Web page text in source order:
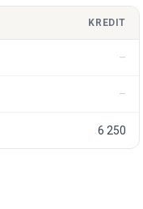
KREDIT
6 250